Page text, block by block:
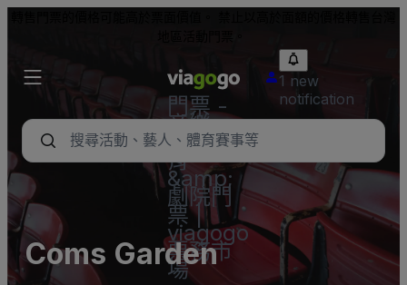
門票 -
音樂
會、體
育
&amp;
劇院門
票 |
viagogo
票務市
場
1 new
notification
Coms Garden